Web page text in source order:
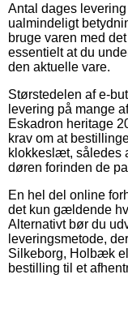
Antal dages
ualmindeligt
bruge varen med
essentielt at du
den aktuelle vare.
Størstedelen af e-
levering på mange
Eskadron heritage
krav om at
klokkeslæt, således
døren forinden de
En hel del online
det kun gældende
Alternativt bør du
leveringsmetode,
Silkeborg, Holbæk
bestilling til et